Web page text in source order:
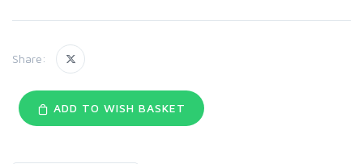
Share:
ADD TO WISH BASKET